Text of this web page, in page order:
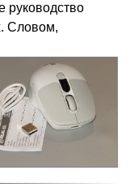
руководство
Словом,